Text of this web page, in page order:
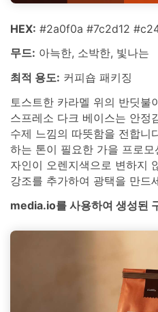
HEX: #2a0f0a #7c2d12
무드: 아늑한, 소박한, 빛나는
최적 용도: 커피숍 패키징
토스트한 카라멜 위의 반딧불
스프레소 다크 베이스는 안정
수제 느낌의 따뜻함을 전합니
하는 톤이 필요한 가을 프로
자인이 오렌지색으로 변하지
강조를 추가하여 광택을 만드
media.io를 사용하여 생성된